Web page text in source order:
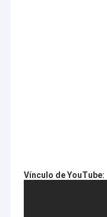
Vínculo de YouTube: